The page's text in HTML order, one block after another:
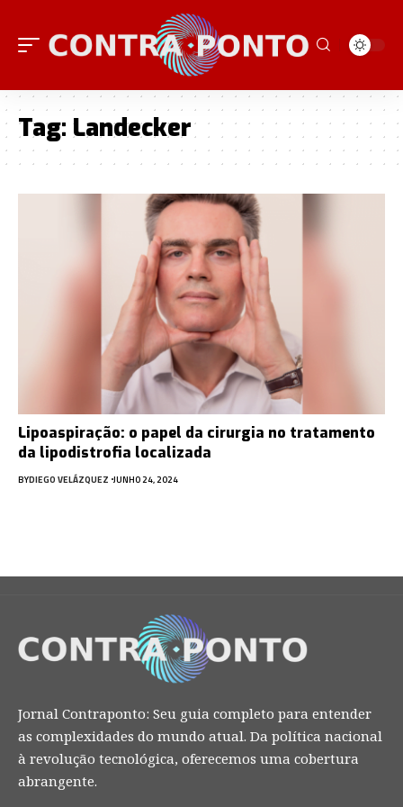
Tag: Landecker
Lipoaspiração: o papel da cirurgia no tratamento
da lipodistrofia localizada
BYDIEGO VELÁZQUEZ JUNHO 24, 2024
Jornal Contraponto: Seu guia completo para entender
as complexidades do mundo atual. Da política nacional
à revolução tecnológica, oferecemos uma cobertura
abrangente.